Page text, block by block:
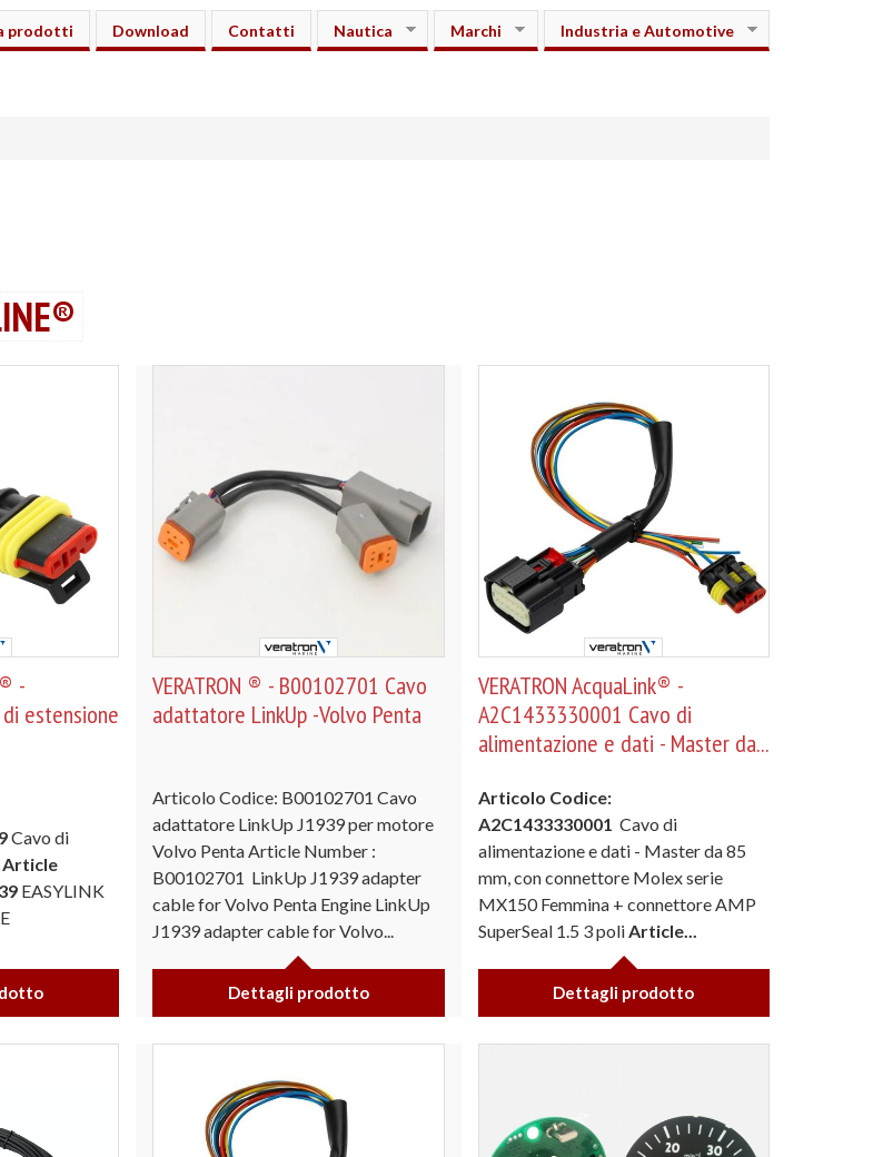
prodotti Download Contatti Nautica Marchi Industria e Automotive
-
estensione
Cavo di
Article
EASYLINK
VERATRON ® - B00102701 Cavo
adattatore LinkUp -Volvo Penta
Articolo Codice: B00102701 Cavo
adattatore LinkUp J1939 per motore
Volvo Penta Article Number :
B00102701 LinkUp J1939 adapter
cable for Volvo Penta Engine LinkUp
J1939 adapter cable for Volvo...
Dettagli prodotto
VERATRON AcquaLink® -
A2C1433330001 Cavo di
alimentazione e dati - Master da...
Articolo Codice:
A2C1433330001 Cavo di
alimentazione e dati - Master da 85
mm, con connettore Molex serie
MX150 Femmina + connettore AMP
SuperSeal 1.5 3 poli Article...
Dettagli prodotto